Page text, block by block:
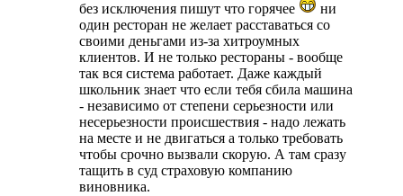
без исключения пишут что горячее
ни
один ресторан не желает расставаться со
своими деньгами из-за хитроумных
клиентов. И не только рестораны - вообще
так вся система работает. Даже каждый
школьник знает что если тебя сбила машина
- независимо от степени серьезности или
несерьезности происшествия - надо лежать
на месте и не двигаться а только требовать
чтобы срочно вызвали скорую. А там сразу
тащить в суд страховую компанию
виновника.